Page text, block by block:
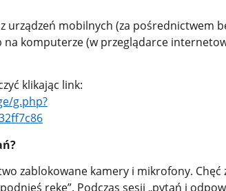
urządzeń mobilnych (za pośrednictwem
na komputerze (w przeglądarce
klikając link:
g.php?
zablokowane kamery i mikrofony. Chęć
rękę”. Podczas sesji „pytań i